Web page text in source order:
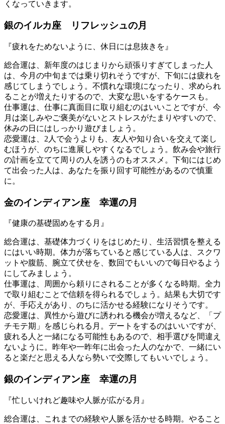
くなっていきます。
銀のイルカ座 リフレッシュの月
『疲れをためないように、休日には息抜きを』
総合運は、新年度のはじまりから頑張りすぎてしまった人
は、今月の中旬までは乗り切れそうですが、下旬には疲れを
感じてしまうでしょう。不慣れな環境になったり、求められ
ることが増えたりするので、大変な思いをするケースも。
仕事運は、仕事に真面目に取り組むのはいいことですが、今
月は楽しみやご褒美がないとストレスがたまりやすいので、
休みの日にはしっかり遊びましょう。
恋愛運は、2人で会うよりも、友人や知り合いを交えて楽し
むほうが、のちに進展しやすくなるでしょう。飲み会や旅行
の計画を立てて周りの人を誘うのもオススメ。下旬にはじめ
て出会った人は、あなたを振り回す可能性があるので慎重
に。
金のインディアン座 幸運の月
『健康の基礎固めをする月』
総合運は、基礎体力づくりをはじめたり、生活習慣を整える
にはいい時期。体力が落ちていると感じている人は、スクワ
ットや腹筋、腕立て伏せを、数回でもいいので毎日やるよう
にしてみましょう。
仕事運は、周囲から頼りにされることが多くなる時期。全力
で取り組むことで信頼を得られるでしょう。結果も大切です
が、手応えがあり、のちに活かせる経験になりそうです。
恋愛運は、異性から遊びに誘われる機会が増えるなど、「プ
チモテ期」を感じられる月。デートをするのはいいですが、
疲れる人と一緒になる可能性もあるので、相手選びを間違え
ないように。昨年や一昨年に出会った人のなかで、一緒にい
ると楽だと思える人なら勢いで交際してもいいでしょう。
銀のインディアン座 幸運の月
『忙しいけれど趣味や人脈が広がる月』
総合運は、これまでの経験や人脈を活かせる時期。やること